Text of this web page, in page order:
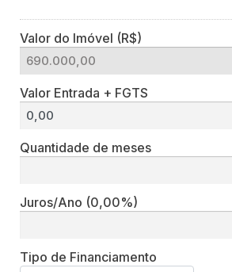
Valor do Imóvel (R$)
Valor Entrada + FGTS
Quantidade de meses
Juros/Ano (0,00%)
Tipo de Financiamento